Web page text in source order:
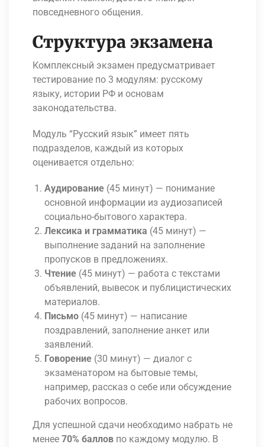
повседневного общения.
Структура экзамена
Комплексный экзамен предусматривает
тестирование по 3 модулям: русскому
языку, истории РФ и основам
законодательства.
Модуль “Русский язык” имеет пять
подразделов, каждый из которых
оценивается отдельно:
Аудирование (45 минут) — понимание
основной информации из аудиозаписей
социально-бытового характера.
Лексика и грамматика (45 минут) —
выполнение заданий на заполнение
пропусков в предложениях.
Чтение (45 минут) — работа с текстами
объявлений, вывесок и публицистических
материалов.
Письмо (45 минут) — написание
поздравлений, заполнение анкет или
заявлений.
Говорение (30 минут) — диалог с
экзаменатором на бытовые темы,
например, рассказ о себе или обсуждение
рабочих вопросов.
Для успешной сдачи необходимо набрать не
менее 70% баллов по каждому модулю. В